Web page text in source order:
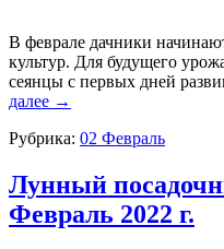
В феврале дачники
культур. Для будущего
сеянцы с первых дней
далее →
Рубрика: 02 Февраль
Лунный
Февраль 2022 г.